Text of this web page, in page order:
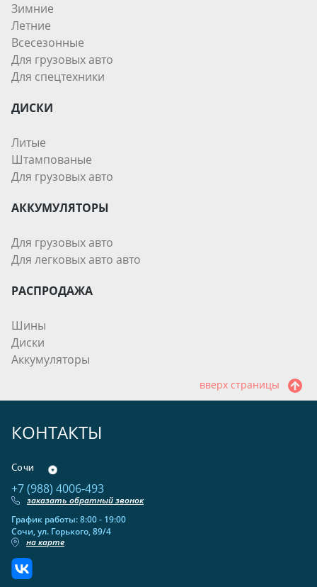
Зимние
Летние
Всесезонные
Для грузовых авто
Для спецтехники
ДИСКИ
Литые
Штампованые
Для грузовых авто
АККУМУЛЯТОРЫ
Для грузовых авто
Для легковых авто авто
РАСПРОДАЖА
Шины
Диски
Аккумуляторы
вверх страницы
КОНТАКТЫ
Сочи
+7 (988) 4006-493
заказать обратный звонок
График работы: 8:00 - 19:00
Сочи, ул. Горького, 89/4
на карте